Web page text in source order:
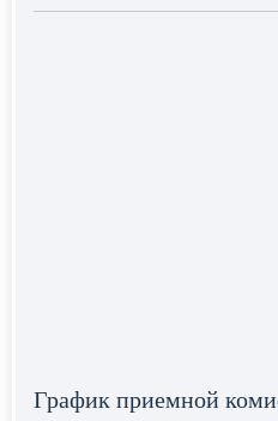
График приемной